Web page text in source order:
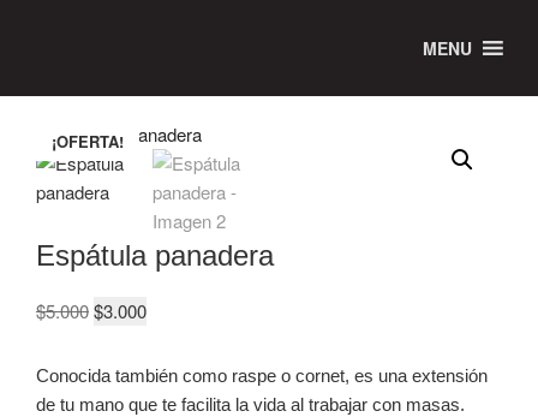
MENU
¡OFERTA!
Espátula panadera
$5.000$3.000
Conocida también como raspe o cornet, es una extensión
de tu mano que te facilita la vida al trabajar con masas.